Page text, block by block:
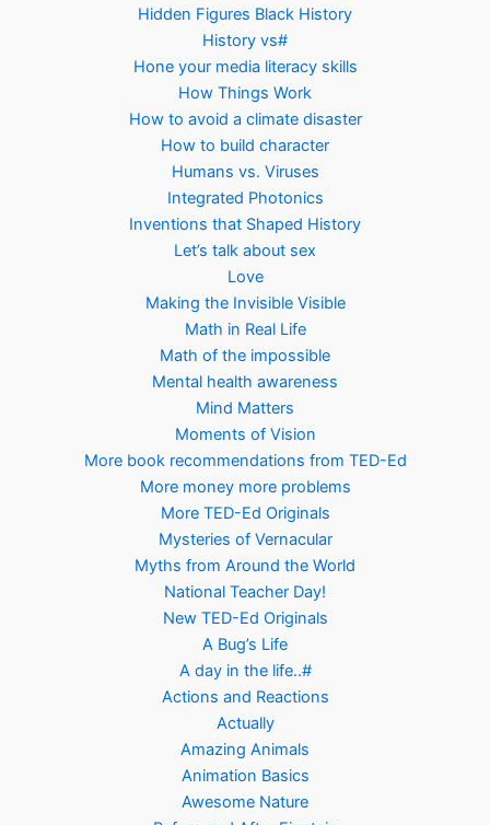
Hidden Figures Black History
History vs#
Hone your media literacy skills
How Things Work
How to avoid a climate disaster
How to build character
Humans vs. Viruses
Integrated Photonics
Inventions that Shaped History
Let’s talk about sex
Love
Making the Invisible Visible
Math in Real Life
Math of the impossible
Mental health awareness
Mind Matters
Moments of Vision
More book recommendations from TED-Ed
More money more problems
More TED-Ed Originals
Mysteries of Vernacular
Myths from Around the World
National Teacher Day!
New TED-Ed Originals
A Bug’s Life
A day in the life..#
Actions and Reactions
Actually
Amazing Animals
Animation Basics
Awesome Nature